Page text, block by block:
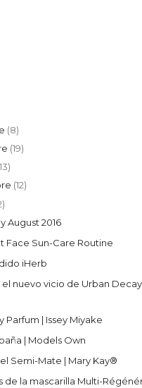
(8)
(19)
(12)
August 2016
Face Sun-Care Routine
iHerb
nuevo vicio de Urban
Parfum | Issey Miyake
| Models Own
Semi-Mate | Mary Kay®
de la mascarilla Multi-